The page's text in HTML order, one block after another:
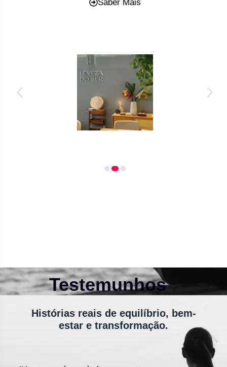
Saber Mais
Testemunhos
Histórias reais de equilíbrio, bem-
estar e transformação.